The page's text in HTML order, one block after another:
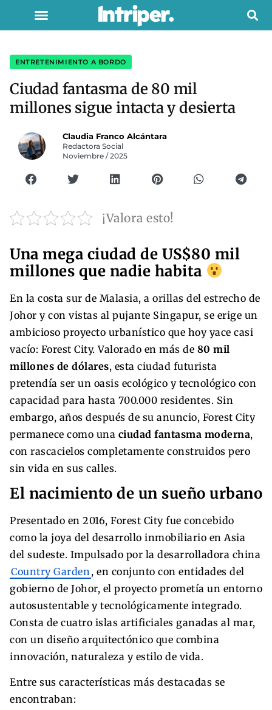
ENTRETENIMIENTO A BORDO
Ciudad fantasma de 80 mil
millones sigue intacta y desierta
Claudia Franco Alcántara
Redactora Social
Noviembre / 2025
¡Valora esto!
Una mega ciudad de US$80 mil
millones que nadie habita
En la costa sur de Malasia, a orillas del estrecho de
Johor y con vistas al pujante Singapur, se erige un
ambicioso proyecto urbanístico que hoy yace casi
vacío: Forest City. Valorado en más de 80 mil
millones de dólares, esta ciudad futurista
pretendía ser un oasis ecológico y tecnológico con
capacidad para hasta 700.000 residentes. Sin
embargo, años después de su anuncio, Forest City
permanece como una ciudad fantasma moderna,
con rascacielos completamente construidos pero
sin vida en sus calles.
El nacimiento de un sueño urbano
Presentado en 2016, Forest City fue concebido
como la joya del desarrollo inmobiliario en Asia
del sudeste. Impulsado por la desarrolladora china
Country Garden , en conjunto con entidades del
gobierno de Johor, el proyecto prometía un entorno
autosustentable y tecnológicamente integrado.
Consta de cuatro islas artificiales ganadas al mar,
con un diseño arquitectónico que combina
innovación, naturaleza y estilo de vida.
Entre sus características más destacadas se
encontraban: